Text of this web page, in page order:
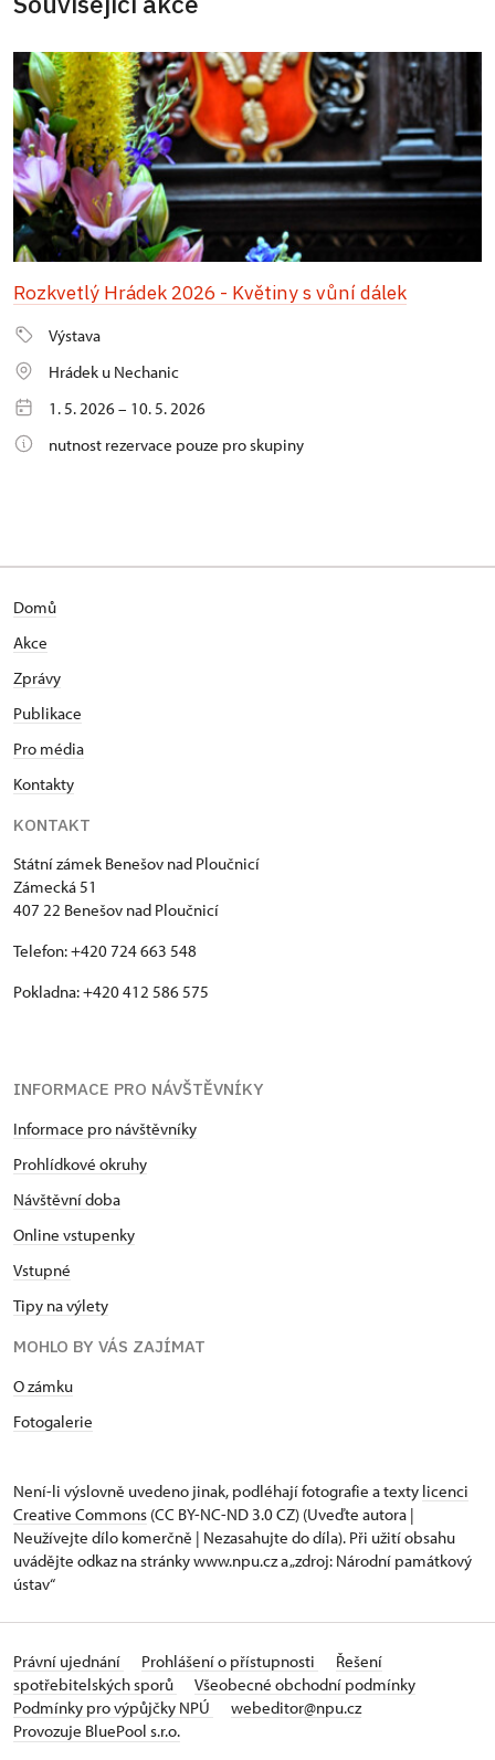
Rozkvetlý Hrádek 2026 - Květiny s vůní dálek
Výstava
Hrádek u Nechanic
1. 5. 2026 – 10. 5. 2026
nutnost rezervace pouze pro skupiny
Domů
Akce
Zprávy
Publikace
Pro média
Kontakty
KONTAKT
Státní zámek Benešov nad Ploučnicí
Zámecká 51
407 22 Benešov nad Ploučnicí
Telefon: +420 724 663 548
Pokladna: +420 412 586 575
INFORMACE PRO NÁVŠTĚVNÍKY
Informace pro návštěvníky
Prohlídkové okruhy
Návštěvní doba
Online vstupenky
Vstupné
Tipy na výlety
MOHLO BY VÁS ZAJÍMAT
O zámku
Fotogalerie
Není-li výslovně uvedeno jinak, podléhají fotografie a texty licenci
Creative Commons (CC BY-NC-ND 3.0 CZ) (Uveďte autora |
Neužívejte dílo komerčně | Nezasahujte do díla). Při užití obsahu
uvádějte odkaz na stránky www.npu.cz a „zdroj: Národní památkový
ústav“
Právní ujednání Prohlášení o přístupnosti
Řešení
spotřebitelských sporů
Všeobecné obchodní podmínky
Podmínky pro výpůjčky NPÚ
webeditor@npu.cz
Provozuje BluePool s.r.o.